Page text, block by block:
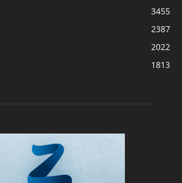
3455
2387
2022
1813